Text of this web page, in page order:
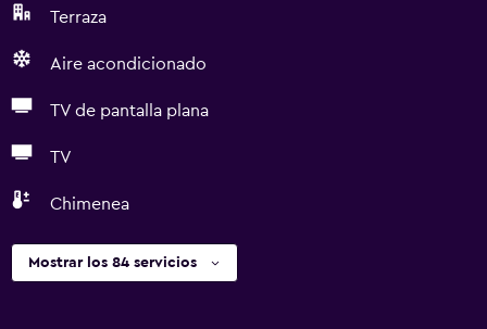
Terraza
Aire acondicionado
TV de pantalla plana
TV
Chimenea
Mostrar los 84 servicios